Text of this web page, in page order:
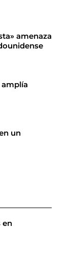
amenaza
un
en